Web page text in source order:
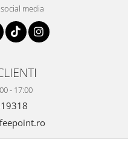
media
- 17:00